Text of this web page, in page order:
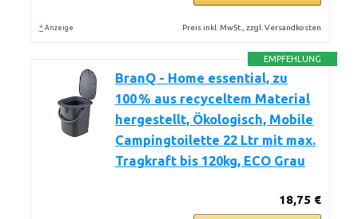
* Anzeige Preis inkl. MwSt., zzgl. Versandkosten
EMPFEHLUNG
BranQ - Home essential, zu
100 % aus recyceltem Material
hergestellt, Ökologisch, Mobile
Campingtoilette 22 Ltr mit max.
Tragkraft bis 120kg, ECO Grau
18,75 €